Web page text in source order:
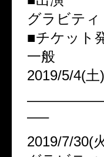
グラビティ
■チケット
一般
2019/5/4(
—–
2019/7/30(